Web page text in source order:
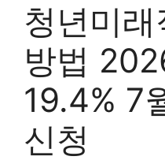
청년미
방법
19.4% 7
신청